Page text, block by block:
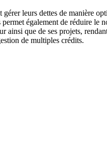
leurs dettes de manière
également de réduire le
ainsi que de ses projets,
de multiples crédits.